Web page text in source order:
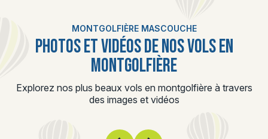
MONTGOLFIÈRE MASCOUCHE
PHOTOS ET VIDÉOS DE NOS VOLS EN
MONTGOLFIÈRE
Explorez nos plus beaux vols en montgolfière à travers
des images et vidéos